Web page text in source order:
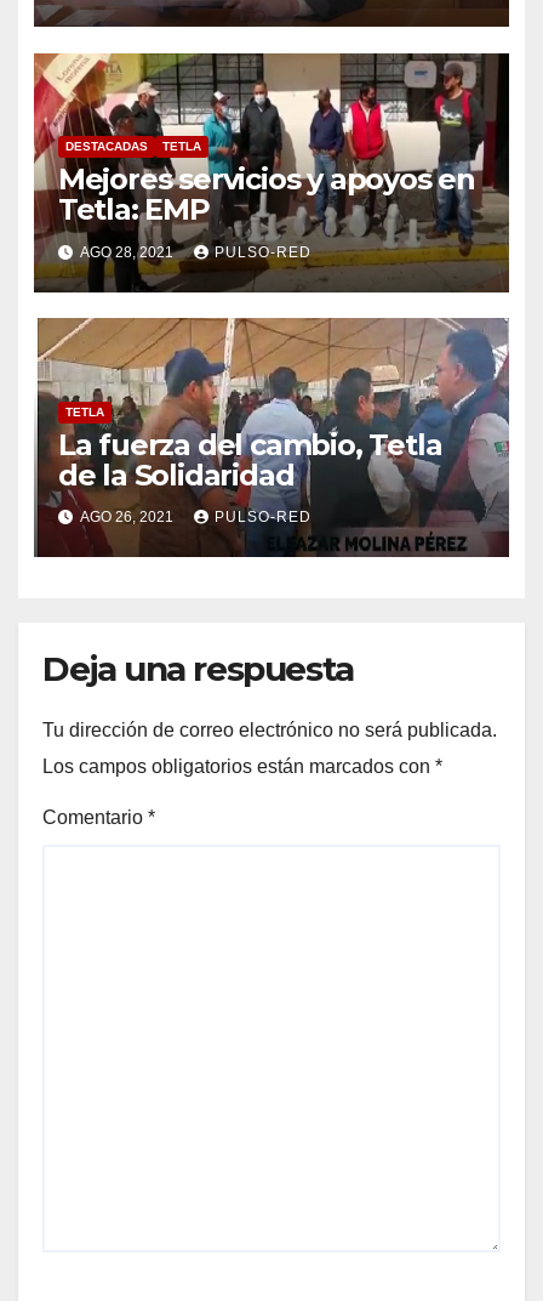
DESTACADAS TETLA
Mejores servicios y apoyos en
Tetla: EMP
AGO 28, 2021 PULSO-RED
TETLA
La fuerza del cambio, Tetla
de la Solidaridad
AGO 26, 2021 PULSO-RED
Deja una respuesta
Tu dirección de correo electrónico no será publicada.
Los campos obligatorios están marcados con *
Comentario *